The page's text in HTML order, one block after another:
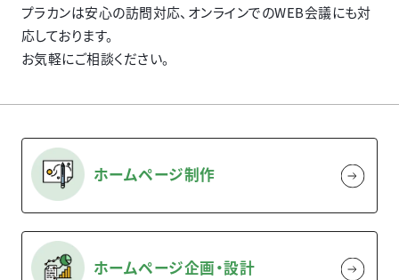
プラカンは安心の訪問対応、オンラインでのWEB会議にも対
応しております。
お気軽にご相談ください。
ホームページ制作
ホームページ企画・設計